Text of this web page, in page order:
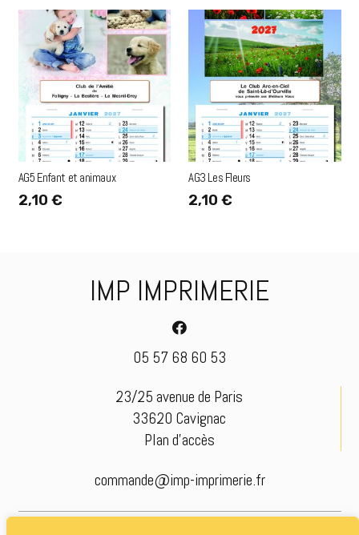
AG5 Enfant et animaux
2,10 €
AG3 Les Fleurs
2,10€
IMP IMPRIMERIE
05 57 68 60 53
23/25 avenue de Paris
33620 Cavignac
Plan d’accès
commande@imp-imprimerie.fr